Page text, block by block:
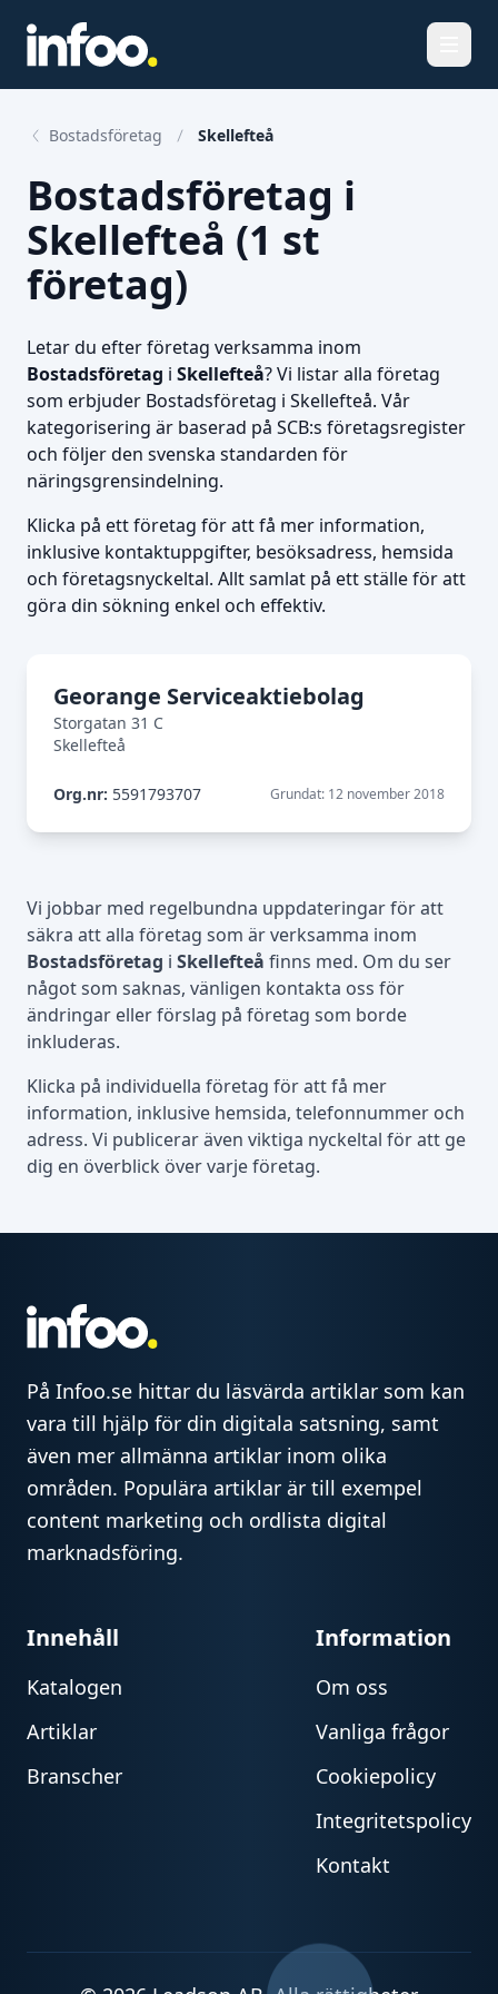
Bostadsföretag Skellefteå
Bostadsföretag i
Skellefteå (1 st
företag)
Letar du efter företag verksamma inom
Bostadsföretag i Skellefteå? Vi listar alla företag
som erbjuder Bostadsföretag i Skellefteå. Vår
kategorisering är baserad på SCB:s företagsregister
och följer den svenska standarden för
näringsgrensindelning.
Klicka på ett företag för att få mer information,
inklusive kontaktuppgifter, besöksadress, hemsida
och företagsnyckeltal. Allt samlat på ett ställe för att
göra din sökning enkel och effektiv.
Georange Serviceaktiebolag
Storgatan 31 C
Skellefteå
Org.nr: 5591793707 Grundat: 12 november 2018
Vi jobbar med regelbundna uppdateringar för att
säkra att alla företag som är verksamma inom
Bostadsföretag i Skellefteå finns med. Om du ser
något som saknas, vänligen kontakta oss för
ändringar eller förslag på företag som borde
inkluderas.
Klicka på individuella företag för att få mer
information, inklusive hemsida, telefonnummer och
adress. Vi publicerar även viktiga nyckeltal för att ge
dig en överblick över varje företag.
På Infoo.se hittar du läsvärda artiklar som kan
vara till hjälp för din digitala satsning, samt
även mer allmänna artiklar inom olika
områden. Populära artiklar är till exempel
content marketing och ordlista digital
marknadsföring.
Innehåll
Katalogen
Artiklar
Branscher
Information
Om oss
Vanliga frågor
Cookiepolicy
Integritetspolicy
Kontakt